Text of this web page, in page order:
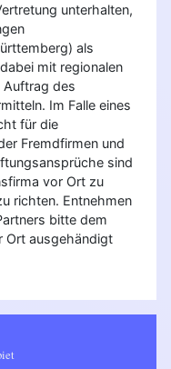
unterhalten,
als
mit regionalen
Auftrag des
Im Falle eines
für die
Fremdfirmen und
sind
vor Ort zu
richten. Entnehmen
bitte dem
Ort ausgehändigt